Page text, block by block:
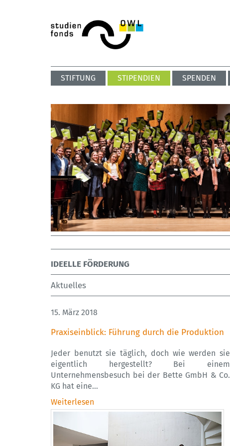
STIFTUNG STIPENDIEN SPENDEN
IDEELLE FÖRDERUNG
Aktuelles
15. März 2018
Praxiseinblick: Führung durch die Produktion
Jeder benutzt sie täglich, doch wie werden sie
eigentlich hergestellt? Bei einem
Unternehmensbesuch bei der Bette GmbH & Co.
KG hat eine…
Weiterlesen